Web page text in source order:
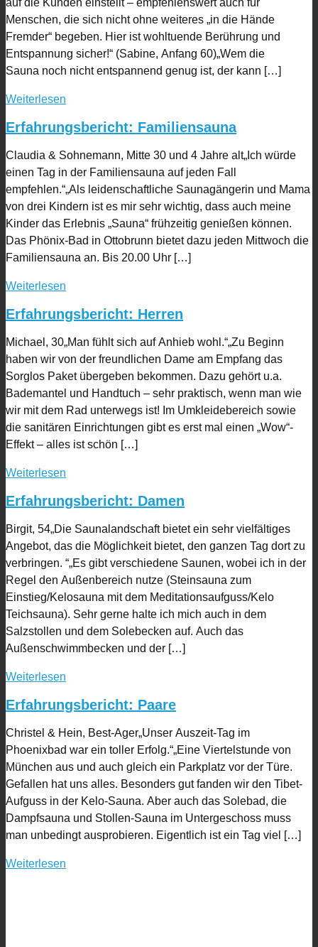
auf die Kunden einstellt – empfehlenswert auch für
Menschen, die sich nicht ohne weiteres „in die Hände
Fremder“ begeben. Hier ist wohltuende Berührung und
Entspannung sicher!“ (Sabine, Anfang 60)„Wem die
Sauna noch nicht entspannend genug ist, der kann […]
Weiterlesen
Erfahrungsbericht: Familiensauna
Claudia & Sohnemann, Mitte 30 und 4 Jahre alt„Ich würde
einen Tag in der Familiensauna auf jeden Fall
empfehlen.“„Als leidenschaftliche Saunagängerin und Mama
von drei Kindern ist es mir sehr wichtig, dass auch meine
Kinder das Erlebnis „Sauna“ frühzeitig genießen können.
Das Phönix-Bad in Ottobrunn bietet dazu jeden Mittwoch die
Familiensauna an. Bis 20.00 Uhr […]
Weiterlesen
Erfahrungsbericht: Herren
Michael, 30„Man fühlt sich auf Anhieb wohl.“„Zu Beginn
haben wir von der freundlichen Dame am Empfang das
Sorglos Paket übergeben bekommen. Dazu gehört u.a.
Bademantel und Handtuch – sehr praktisch, wenn man wie
wir mit dem Rad unterwegs ist! Im Umkleidebereich sowie
die sanitären Einrichtungen gibt es erst mal einen „Wow“-
Effekt – alles ist schön […]
Weiterlesen
Erfahrungsbericht: Damen
Birgit, 54„Die Saunalandschaft bietet ein sehr vielfältiges
Angebot, das die Möglichkeit bietet, den ganzen Tag dort zu
verbringen. “„Es gibt verschiedene Saunen, wobei ich in der
Regel den Außenbereich nutze (Steinsauna zum
Einstieg/Kelosauna mit dem Meditationsaufguss/Kelo
Teichsauna). Sehr gerne halte ich mich auch in dem
Salzstollen und dem Solebecken auf. Auch das
Außenschwimmbecken und der […]
Weiterlesen
Erfahrungsbericht: Paare
Christel & Hein, Best-Ager„Unser Auszeit-Tag im
Phoenixbad war ein toller Erfolg.“„Eine Viertelstunde von
München aus und auch gleich ein Parkplatz vor der Türe.
Gefallen hat uns alles. Besonders gut fanden wir den Tibet-
Aufguss in der Kelo-Sauna. Aber auch das Solebad, die
Dampfsauna und Stollen-Sauna im Untergeschoss muss
man unbedingt ausprobieren. Eigentlich ist ein Tag viel […]
Weiterlesen